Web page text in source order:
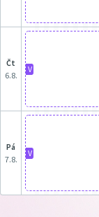
čt
6.8.
V
pá
7.8.
V